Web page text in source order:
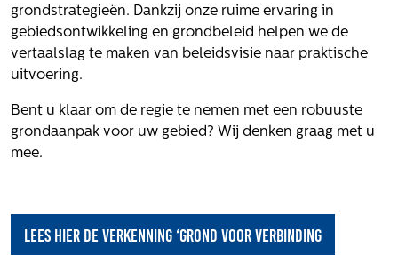
Contact
Klachten
Privacyverklaring
Volg ons
Integrale aanpak gebiedsvisie
grondstrategieën. Dankzij onze ruime ervaring in
gebiedsontwikkeling en grondbeleid helpen we de
vertaalslag te maken van beleidsvisie naar praktische
uitvoering.
Bent u klaar om de regie te nemen met een robuuste
grondaanpak voor uw gebied? Wij denken graag met u
mee.
Lees hier de verkenning ‘Grond voor Verbinding